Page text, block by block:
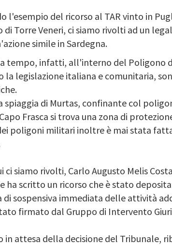
l'esempio del ricorso al TAR vinto in
di Torre Veneri, ci siamo rivolti ad un
simile in Sardegna.
tempo, infatti, all'interno del Poligono
la legislazione italiana e comunitaria,
spiaggia di Murtas, confinante col
Frasca si trova una zona di
poligoni militari inoltre è mai stata
ci siamo rivolti, Carlo Augusto Melis
ha scritto un ricorso che è stato
di sospensiva immediata delle attività
firmato dal Gruppo di Intervento
in attesa della decisione del Tribunale,